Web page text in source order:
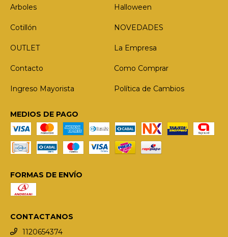
Arboles Halloween
Cotillón NOVEDADES
OUTLET La Empresa
Contacto Como Comprar
Ingreso Mayorista Política de Cambios
MEDIOS DE PAGO
FORMAS DE ENVÍO
CONTACTANOS
1120654374